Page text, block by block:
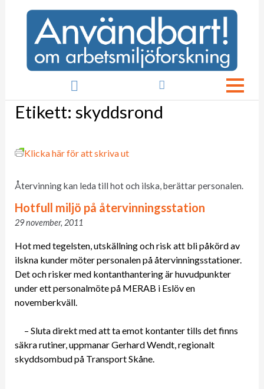

Etikett: skyddsrond
Klicka här för att skriva ut
Återvinning kan leda till hot och ilska, berättar personalen.
Hotfull miljö på återvinningsstation
29 november, 2011
Hot med tegelsten, utskällning och risk att bli påkörd av
ilskna kunder möter personalen på återvinningsstationer.
Det och risker med kontanthantering är huvudpunkter
under ett personalmöte på MERAB i Eslöv en
novemberkväll.
– Sluta direkt med att ta emot kontanter tills det finns
säkra rutiner, uppmanar Gerhard Wendt, regionalt
skyddsombud på Transport Skåne.